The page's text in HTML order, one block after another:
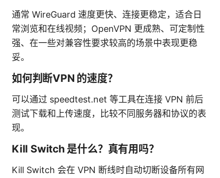
通常 WireGuard 速度更快、连接更稳定，适合日
常浏览和在线视频；OpenVPN 更成熟、可定制性
强、在一些对兼容性要求较高的场景中表现更稳
妥。
如何判断VPN 的速度？
可以通过 speedtest.net 等工具在连接 VPN 前后
测试下载和上传速度，比较不同服务器和协议的表
现。
Kill Switch 是什么？真有用吗？
Kill Switch 会在 VPN 断线时自动切断设备所有网